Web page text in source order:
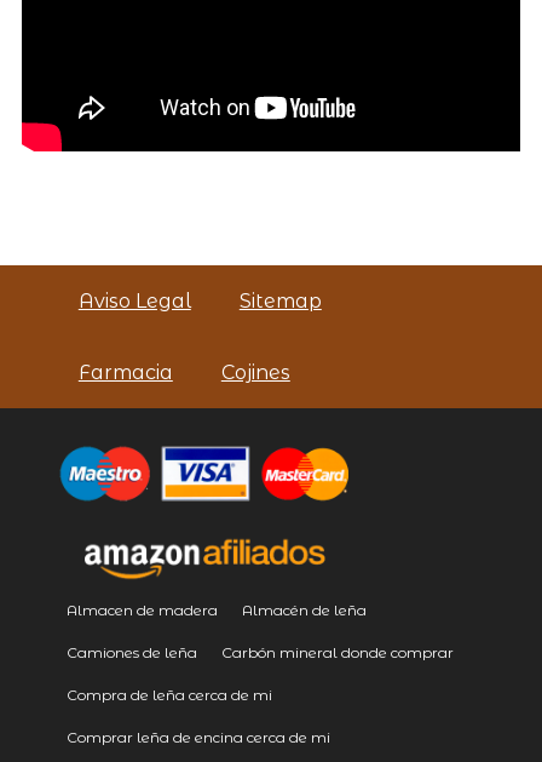
Aviso Legal Sitemap
Farmacia Cojines
Almacen de madera Almacén de leña
Camiones de leña Carbón mineral donde comprar
Compra de leña cerca de mi
Comprar leña de encina cerca de mi